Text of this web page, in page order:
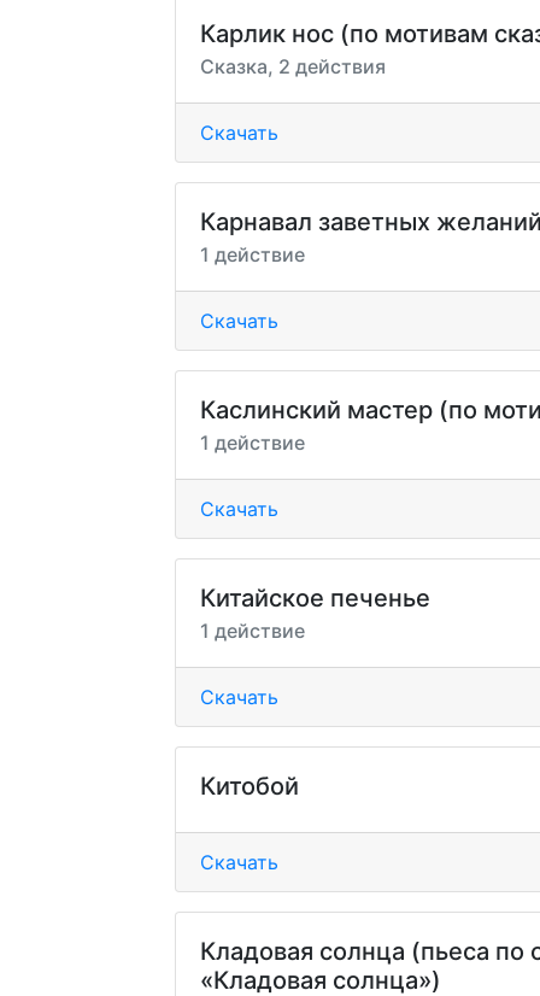
Карлик нос (по мотивам
Сказка, 2 действия
Скачать
Карнавал заветных
1 действие
Скачать
Каслинский мастер (по
1 действие
Скачать
Китайское печенье
1 действие
Скачать
Китобой
Скачать
Кладовая солнца (пьеса
«Кладовая солнца»)